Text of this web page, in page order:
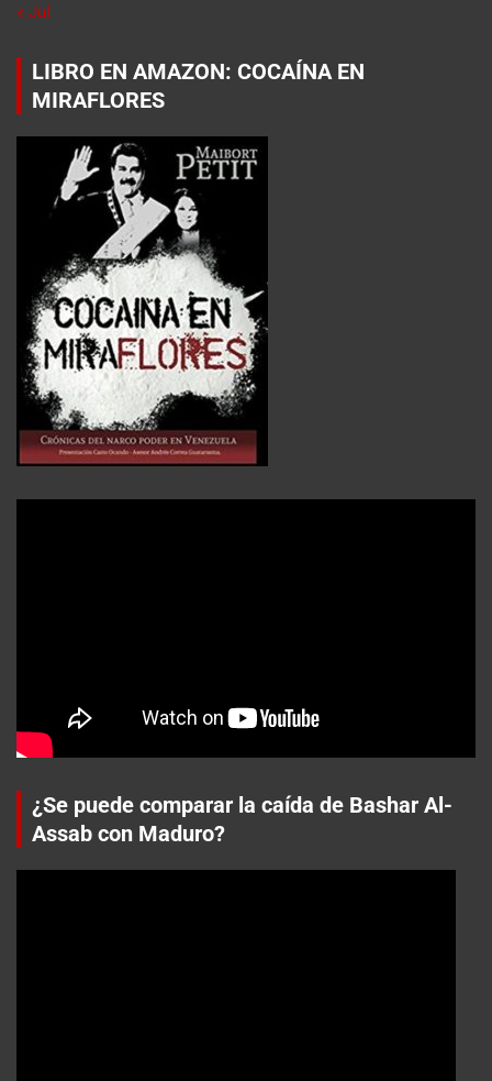
« Jul
LIBRO EN AMAZON: COCAÍNA EN
MIRAFLORES
¿Se puede comparar la caída de Bashar Al-
Assab con Maduro?